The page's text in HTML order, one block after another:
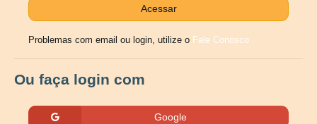
Problemas com email ou login, utilize o Fale Conosco
Ou faça login com
Google